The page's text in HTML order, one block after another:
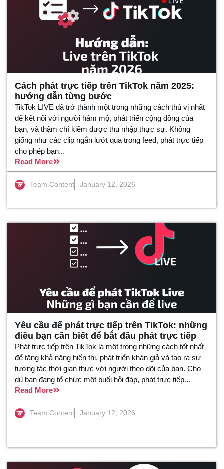
Cách phát trực tiếp trên TikTok năm 2025:
hướng dẫn từng bước
TikTok LIVE đã trở thành một trong những cách thú vị nhất
để kết nối với người hâm mộ, phát triển cộng đồng của
bạn, và thậm chí kiếm được thu nhập thực sự. Không
giống như các clip ngắn lướt qua trong feed, phát trực tiếp
cho phép bạn...
Read More
Team Content January 12, 2026
Yêu cầu để phát trực tiếp trên TikTok: những
điều bạn cần biết để bắt đầu phát trực tiếp
Phát trực tiếp trên TikTok là một trong những cách tốt nhất
để tăng khả năng hiển thị, phát triển khán giả và tạo ra sự
tương tác thời gian thực với người theo dõi của bạn. Cho
dù bạn đang tổ chức một buổi hỏi đáp, phát trực tiếp...
Read More
Team Content January 12, 2026